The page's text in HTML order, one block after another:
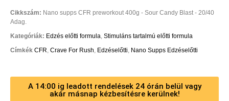
Cikkszám: Nano supps CFR preworkout 400g - Sour Candy Blast - 20/40
Adag.
Kategóriák: Edzés előtti formula, Stimuláns tartalmú előtti formula
Címkék CFR, Crave For Rush, Edzéselőtti, Nano Supps Edzéselőtti
A 14:00 ig leadott rendelések 24 órán belül vagy
akár másnap kézbesítésre kerülnek!